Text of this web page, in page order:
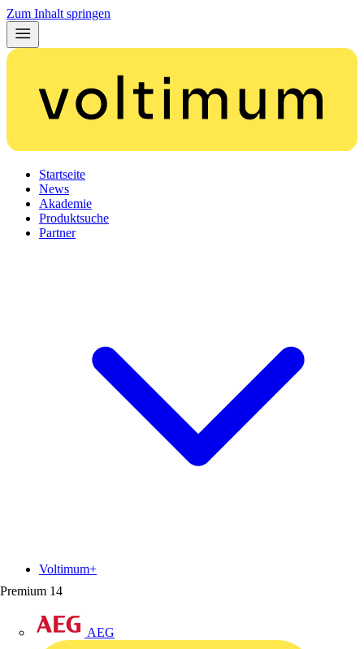
Zum Inhalt springen
Startseite
News
Akademie
Produktsuche
Partner
Premium 14
AEG
Voltimum+